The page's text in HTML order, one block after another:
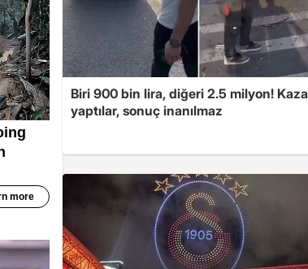
Biri 900 bin lira, diğeri 2.5 milyon! Kaza
yaptılar, sonuç inanılmaz